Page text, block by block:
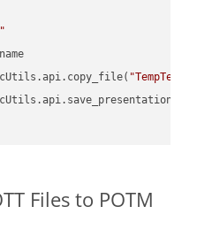
Files to POTM